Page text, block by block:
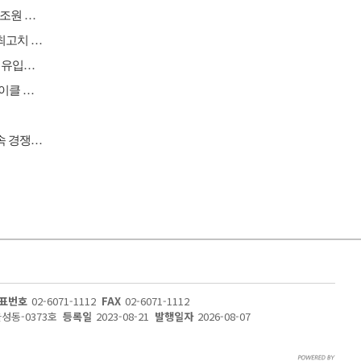
[버핏 리포트] SK텔레콤, AI 사업 성과 가시화…연간 영업이익 2조원 기대 - 하나
[원자재] 미국 구리 관세 앞둔 비축 경쟁…국제 구리 가격 사상 최고치 경신
[버핏 리포트] KCC, 2Q 실리콘 호조 '깜짝 실적'…삼성물산 배당 유입도 긍정적 - 삼성
[버핏 리포트] 심텍, SOCAMM향 매출액 확대로 역대급 실적 사이클 돌입 – 교보
[이슈 체크] 자동차, 현대차·기아 전기차 판매 호조…중국 공세 속 경쟁력 시험대
번호 02-6071-1112 FAX 02-6071-1112
동-0373호 등록일 2023-08-21 발행일자 2026-08-07